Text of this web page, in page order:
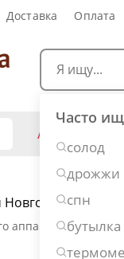
Доставка Оплата
Часто
солод
дрожжи
спн
бутылка
АКЦИИ
Рецепты
Виски
Ром
Джин
аппарата. В него